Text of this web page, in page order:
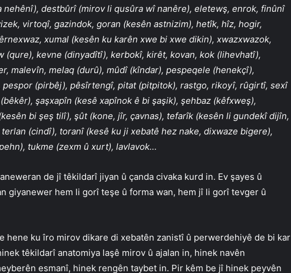
nehênî), destbûrî (mirov li qusûra wî nanêre), eletewş, enrok, finûnî
virtoqî, gazindok, goran (kesên astnizim), hetîk, hîz, hogir,
xumal (kesên ku karên xwe bi xwe dikin), xwazxwazok,
(qure), kevne (dinyadîtî), kerbokî, kirêt, kovan, kok (lihevhatî),
malevîn, melaq (durû), mûdî (kîndar), pespeqele (henekçî),
(pirbêj), pêsîrtengî, pitat (pitpitok), rastgo, rikoyî, rûgirtî, sexî
şaşxapîn (kesê xapînok ê bi şaşik), şehbaz (kêfxweş),
bi şeş tilî), şût (kone, jîr, çavnas), tefarîk (kesên li gundekî dijîn,
(cindî), toranî (kesê ku ji xebatê hez nake, dixwaze bigere),
tukme (zexm û xurt), lavlavok…
de jî têkildarî jiyan û çanda civaka kurd in. Ev şayes û
giyanewer hem li gorî teşe û forma wan, hem jî li gorî tevger û
hene ku îro mirov dikare di xebatên zanistî û perwerdehiyê de bi kar
têkildarî anatomiya laşê mirov û ajalan in, hinek navên
esmanî, hinek rengên taybet in. Pir kêm be jî hinek peyvên